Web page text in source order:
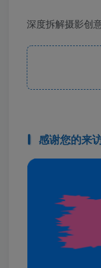
深度拆解摄影创
感谢您的来